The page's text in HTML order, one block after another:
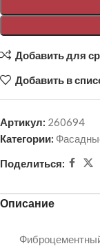
Добавить для
Добавить в
Артикул: 260694
Категории:
Поделиться:
Описание